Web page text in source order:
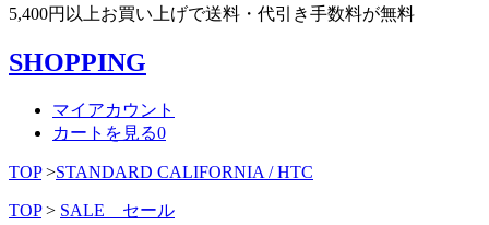
5,400円以上お買い上げで送料・代引き手数料が無料
SHOPPING
マイアカウント
カートを見る0
TOP >STANDARD CALIFORNIA / HTC
TOP > SALE セール